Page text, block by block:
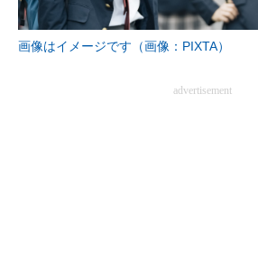
画像はイメージです（画像：PIXTA）
advertisement